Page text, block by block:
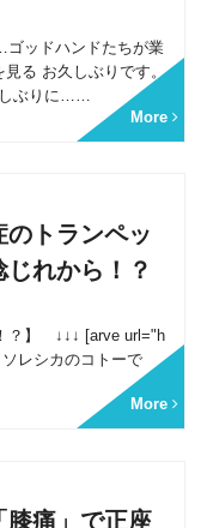
ゴッドハンドたちが業
る お久しぶりです。
しぶりに……
More
のトランペッ
れから！？
？】 ↓↓↓ [arve url="h
レシカのコトーで
More
膝痛」で正座